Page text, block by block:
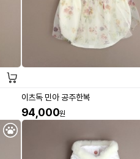
이츠독 민아 공주한복
94,000원